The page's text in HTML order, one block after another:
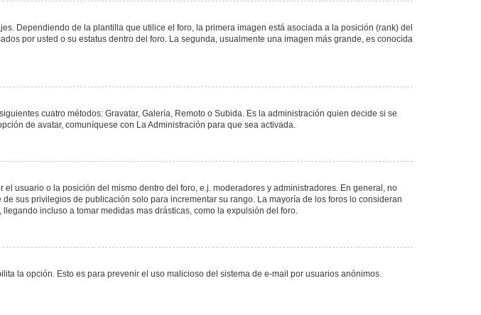
Dependiendo de la plantilla que utilice el foro, la primera imagen está asociada a la posición (rank) del
por usted o su estatus dentro del foro. La segunda, usualmente una imagen más grande, es conocida
cuatro métodos: Gravatar, Galería, Remoto o Subida. Es la administración quien decide si se
de avatar, comuníquese con La Administración para que sea activada.
usuario o la posición del mismo dentro del foro, e.j. moderadores y administradores. En general, no
sus privilegios de publicación solo para incrementar su rango. La mayoría de los foros lo consideran
incluso a tomar medidas mas drásticas, como la expulsión del foro.
la opción. Esto es para prevenir el uso malicioso del sistema de e-mail por usuarios anónimos.